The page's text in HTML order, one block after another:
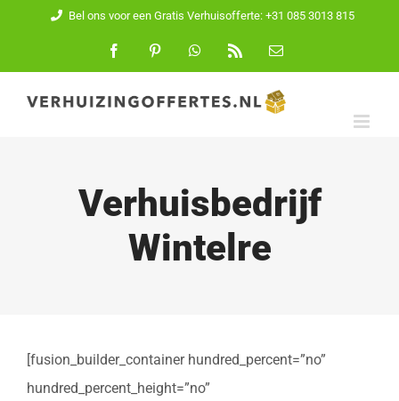
inhoud
Bel ons voor een Gratis Verhuisofferte: +31 085 3013 815
FacebookPinterest WhatsApp
E-
Verhuisbedrijf
Wintelre
[fusion_builder_container hundred_percent=”no”
hundred_percent_height=”no”